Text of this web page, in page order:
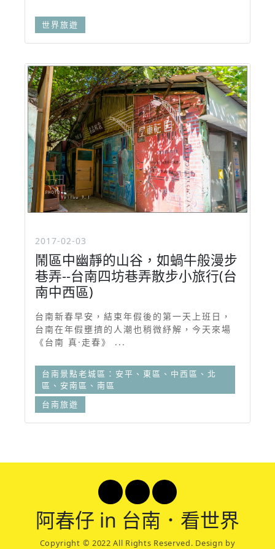
世界旅遊
2017-02-03
鬧區中幽靜的山谷，如蝸牛般漫步
巷弄--台南四坊巷弄散步小旅行(台
南中西區)
台南新春早安，結束年假後的第一天上班日，
台南在年假壅擠的人潮也稍微紓解，今天來場
《台南 真·走春》 ...
台南景點老城區：安平、東區、中西區、北
區、安南區、南區
台南旅遊
阿春仔 in 台南．看世界
Copyright © 2022 All Rights Reserved. Design by